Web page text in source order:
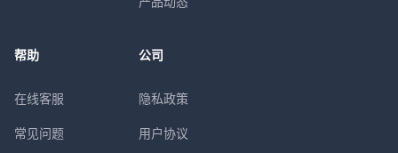
帮助
在线客服
常见问题
公司
隐私政策
用户协议